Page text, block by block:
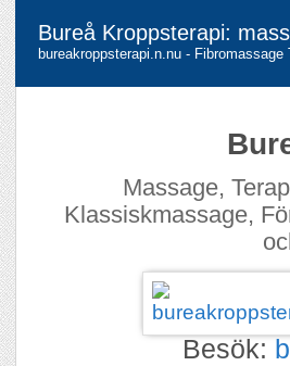
Bureå Kroppsterapi:
bureakroppsterapi.n.nu -
Massage,
Klassiskmassage,
Besök: